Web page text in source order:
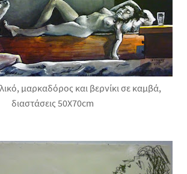
μαρκαδόρος και βερνίκι σε καμβά,
διαστάσεις 50X70cm